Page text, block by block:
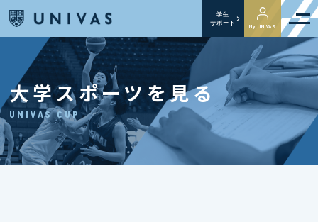
学生
サポート
My UNIVAS
大学スポーツを見る
UNIVAS CUP